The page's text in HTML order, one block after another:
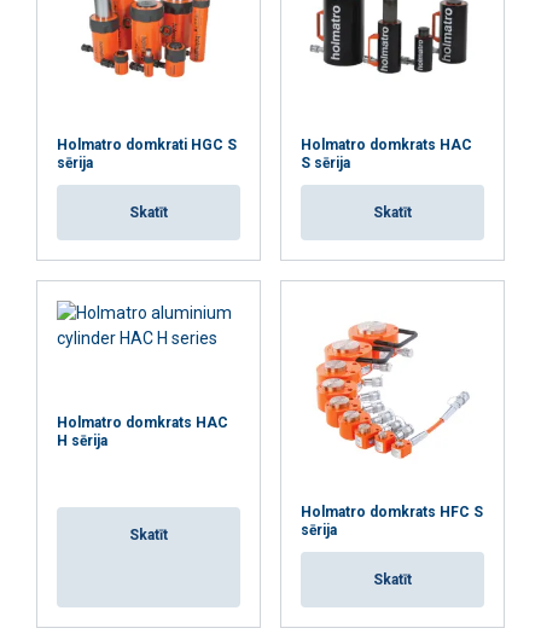
Holmatro domkrati HGC S
sērija
Skatīt
Holmatro domkrats HAC
S sērija
Skatīt
Holmatro domkrats HAC
H sērija
Skatīt
Holmatro domkrats HFC S
sērija
Skatīt
ATTEIKTIES NO VISIEM